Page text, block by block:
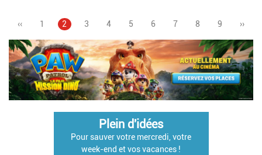
Pagination
Page
‹‹ Page
1
Page
2 Page
3 Page
4 Page
5 Page
6 Page
7 Page
8 Page
9
Page
››
Plein d'idées
Pour sauver votre mercredi, votre
week-end et vos vacances !